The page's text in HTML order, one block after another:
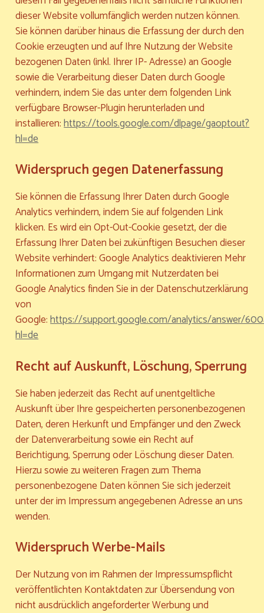
dieser Website vollumfänglich werden nutzen können.
Sie können darüber hinaus die Erfassung der durch den
Cookie erzeugten und auf Ihre Nutzung der Website
bezogenen Daten (inkl. Ihrer IP- Adresse) an Google
sowie die Verarbeitung dieser Daten durch Google
verhindern, indem Sie das unter dem folgenden Link
verfügbare Browser-Plugin herunterladen und
installieren:https://tools.google.com/dlpage/gaoptout?
hl=de
Widerspruch gegen Datenerfassung
Sie können die Erfassung Ihrer Daten durch Google
Analytics verhindern, indem Sie auf folgenden Link
klicken. Es wird ein Opt-Out-Cookie gesetzt, der die
Erfassung Ihrer Daten bei zukünftigen Besuchen dieser
Website verhindert: Google Analytics deaktivieren Mehr
Informationen zum Umgang mit Nutzerdaten bei
Google Analytics finden Sie in der Datenschutzerklärung
von
Google:https://support.google.com/analytics/answer/
hl=de
Recht auf Auskunft, Löschung, Sperrung
Sie haben jederzeit das Recht auf unentgeltliche
Auskunft über Ihre gespeicherten personenbezogenen
Daten, deren Herkunft und Empfänger und den Zweck
der Datenverarbeitung sowie ein Recht auf
Berichtigung, Sperrung oder Löschung dieser Daten.
Hierzu sowie zu weiteren Fragen zum Thema
personenbezogene Daten können Sie sich jederzeit
unter der im Impressum angegebenen Adresse an uns
wenden.
Widerspruch Werbe-Mails
Der Nutzung von im Rahmen der Impressumspflicht
veröffentlichten Kontaktdaten zur Übersendung von
nicht ausdrücklich angeforderter Werbung und